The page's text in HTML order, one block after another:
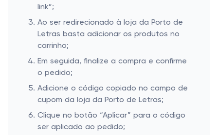
link”;
Ao ser redirecionado à loja da Porto de
Letras basta adicionar os produtos no
carrinho;
Em seguida, finalize a compra e confirme
o pedido;
Adicione o código copiado no campo de
cupom da loja da Porto de Letras;
Clique no botão “Aplicar” para o código
ser aplicado ao pedido;